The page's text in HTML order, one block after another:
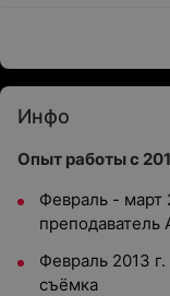
Инфо
Опыт работы с
Февраль - март
преподаватель
Февраль 2013
съёмка